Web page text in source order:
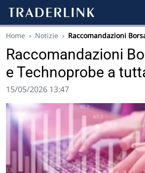
Home › Notizie › Raccomandazioni
Raccomandazioni
e Technoprobe a
15/05/2026 13:47